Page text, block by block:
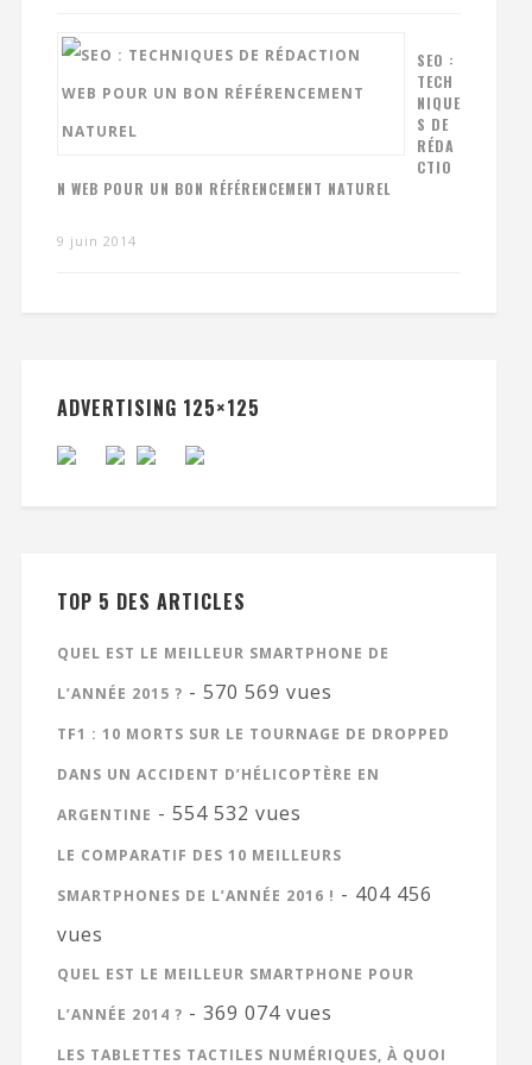
SEO :
TECH
NIQUE
S DE
RÉDA
CTIO
N WEB POUR UN BON RÉFÉRENCEMENT NATUREL
9 juin 2014
ADVERTISING 125×125
TOP 5 DES ARTICLES
QUEL EST LE MEILLEUR SMARTPHONE DE
L’ANNÉE 2015 ? - 570 569 vues
TF1 : 10 MORTS SUR LE TOURNAGE DE DROPPED
DANS UN ACCIDENT D’HÉLICOPTÈRE EN
ARGENTINE - 554 532 vues
LE COMPARATIF DES 10 MEILLEURS
SMARTPHONES DE L’ANNÉE 2016 ! - 404 456
vues
QUEL EST LE MEILLEUR SMARTPHONE POUR
L’ANNÉE 2014 ? - 369 074 vues
LES TABLETTES TACTILES NUMÉRIQUES, À QUOI